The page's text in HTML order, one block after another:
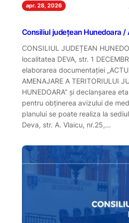
apr. 28, 2026
Consiliul județean Hunedoara /
CONSILIUL JUDEȚEAN
localitatea DEVA, str. 1
elaborarea documentației
AMENAJARE A TERITORIULUI
HUNEDOARA” şi declanşarea
pentru obţinerea avizului de
planului se poate realiza la
Deva, str. A. Vlaicu, nr.25,…